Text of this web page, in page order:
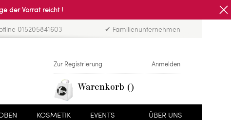
der Vorrat reicht !
015205841603 ✔ Familienunternehmen
Zur Registrierung Anmelden
Warenkorb
KOSMETIK EVENTS ÜBER UNS